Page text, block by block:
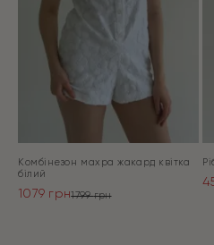
Комбінезон махра жакард квітка
білий
1799грн
1079 грн